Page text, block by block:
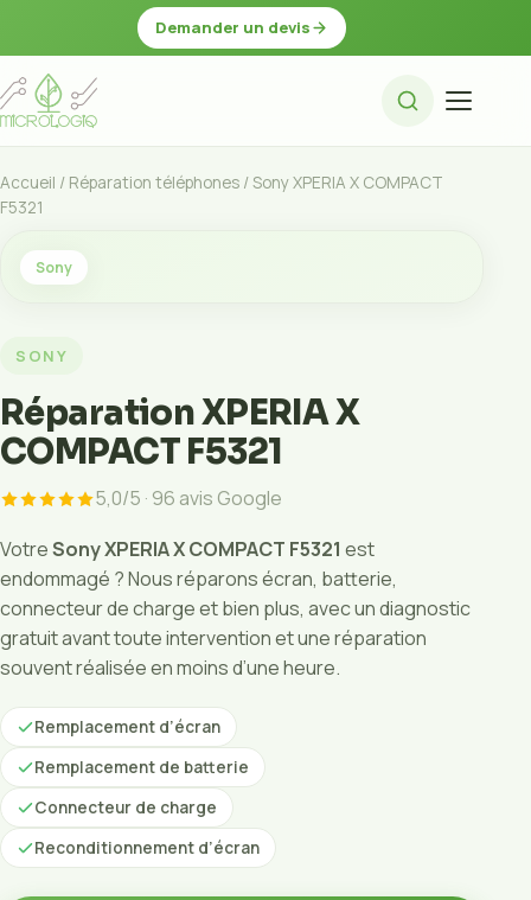
Demander un devis
Accueil / Réparation téléphones / Sony XPERIA X COMPACT
F5321
Sony
SONY
Réparation XPERIA X
COMPACT F5321
5,0/5 · 96 avis Google
VotreSony XPERIA X COMPACT F5321 est
endommagé ? Nous réparons écran, batterie,
connecteur de charge et bien plus, avec un diagnostic
gratuit avant toute intervention et une réparation
souvent réalisée en moins d’une heure.
Remplacement d’écran
Remplacement de batterie
Connecteur de charge
Reconditionnement d’écran